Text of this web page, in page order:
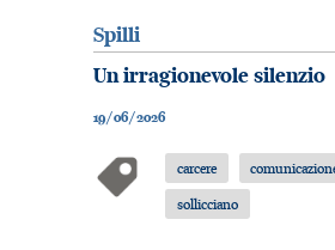
Spilli
Un irragionevole silenzio
19/06/2026
carcere
sollicciano